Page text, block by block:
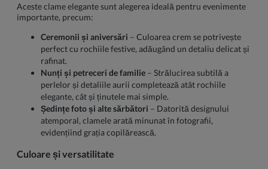
Aceste clame elegante sunt alegerea ideală pentru evenimente
importante, precum:
Ceremonii și aniversări – Culoarea crem se potrivește
perfect cu rochiile festive, adăugând un detaliu delicat și
rafinat.
Nunți și petreceri de familie – Strălucirea subtilă a
perlelor și detaliile aurii completează atât rochiile
elegante, cât și ținutele mai simple.
Ședințe foto și alte sărbători – Datorită designului
atemporal, clamele arată minunat în fotografii,
evidențiind grația copilărească.
Culoare și versatilitate